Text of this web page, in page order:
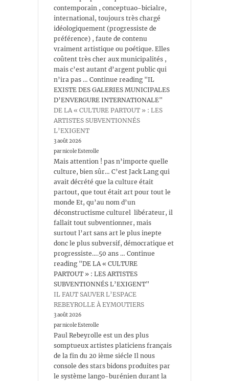
contemporain , conceptuao-bicialre,
international, toujours très chargé
idéologiquement (progressiste de
préférence) , faute de contenu
vraiment artistique ou poétique. Elles
coûtent très cher aux municipalités ,
mais c’est autant d’argent public qui
n’ira pas … Continue reading "IL
EXISTE DES GALERIES MUNICIPALES
D’ENVERGURE INTERNATIONALE"
DE LA « CULTURE PARTOUT » : LES
ARTISTES SUBVENTIONNÉS
L’EXIGENT
3 août 2026
par nicole Esterolle
Mais attention ! pas n’importe quelle
culture, bien sûr… C’est Jack Lang qui
avait décrété que la culture était
partout, que tout était art pour tout le
monde Et, qu’au nom d’un
déconstructisme culturel libérateur, il
fallait tout subventionner, mais
surtout l’art sans art le plus inepte
donc le plus subversif, démocratique et
progressiste….50 ans … Continue
reading "DE LA « CULTURE
PARTOUT » : LES ARTISTES
SUBVENTIONNÉS L’EXIGENT"
IL FAUT SAUVER L’ESPACE
REBEYROLLE À EYMOUTIERS
3 août 2026
par nicole Esterolle
Paul Rebeyrolle est un des plus
somptueux artistes platiciens français
de la fin du 20 ième siécle Il nous
console des stars bidons produites par
le système lango-burénien durant la